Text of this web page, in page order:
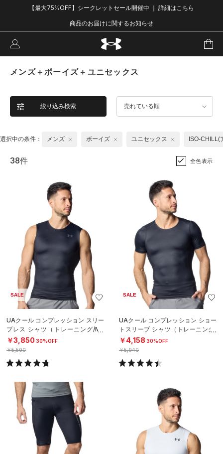
【最大75%OFF】シークレットセール開催中 ｜ 詳細はこちら
商品のお届けに関するお知らせ
メンズ＋ボーイズ＋ユニセックス
絞り込み検索 売れている順
選択中の条件： メンズ ボーイズ ユニセックス ISO-CHILL(
38件 全色表示
SALE
UAクール コンプレッション スリー
ブレス シャツ（トレーニング/ME
N）
￥3,850 30%OFF
￥5,500
SALE
UAクール コンプレッション ショー
トスリーブ シャツ（トレーニング/
MEN）
￥4,158 30%OFF
￥5,940